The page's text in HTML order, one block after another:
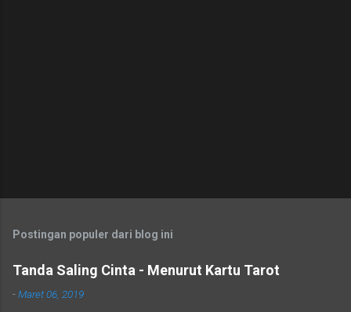
t
g
K
Postingan populer dari blog ini
Tanda Saling Cinta - Menurut Kartu Tarot
-Maret 06, 2019